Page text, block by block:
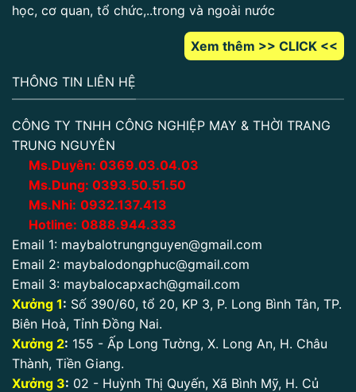
học, cơ quan, tổ chức,..trong và ngoài nước
Xem thêm >> CLICK <<
THÔNG TIN LIÊN HỆ
CÔNG TY TNHH CÔNG NGHIỆP MAY & THỜI TRANG
TRUNG NGUYÊN
Ms.Duyên: 0369.03.04.03
Ms.Dung: 0393.50.51.50
Ms.Nhi: 0932.137.413
Hotline: 0888.944.333
Email 1: maybalotrungnguyen@gmail.com
Email 2: maybalodongphuc@gmail.com
Email 3: maybalocapxach@gmail.com
Xưởng 1: Số 390/60, tổ 20, KP 3, P. Long Bình Tân, TP.
Biên Hoà, Tỉnh Đồng Nai.
Xưởng 2: 155 - Ấp Long Tường, X. Long An, H. Châu
Thành, Tiền Giang.
Xưởng 3: 02 - Huỳnh Thị Quyến, Xã Bình Mỹ, H. Củ